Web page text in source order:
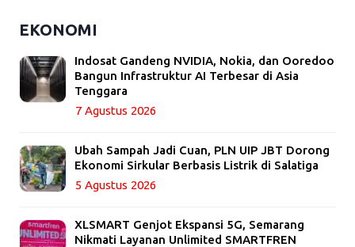
EKONOMI
Indosat Gandeng NVIDIA, Nokia, dan Ooredoo
Bangun Infrastruktur AI Terbesar di Asia
Tenggara
7 Agustus 2026
Ubah Sampah Jadi Cuan, PLN UIP JBT Dorong
Ekonomi Sirkular Berbasis Listrik di Salatiga
5 Agustus 2026
XLSMART Genjot Ekspansi 5G, Semarang
Nikmati Layanan Unlimited SMARTFREN